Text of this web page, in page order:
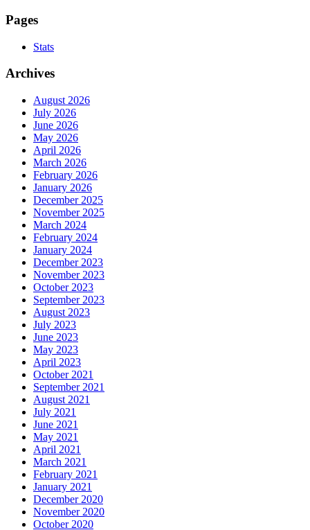
Pages
Stats
Archives
August 2026
July 2026
June 2026
May 2026
April 2026
March 2026
February 2026
January 2026
December 2025
November 2025
March 2024
February 2024
January 2024
December 2023
November 2023
October 2023
September 2023
August 2023
July 2023
June 2023
May 2023
April 2023
October 2021
September 2021
August 2021
July 2021
June 2021
May 2021
April 2021
March 2021
February 2021
January 2021
December 2020
November 2020
October 2020